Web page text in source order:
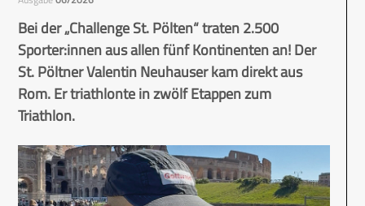
Bei der „Challenge St. Pölten“ traten 2.500
Sporter:innen aus allen fünf Kontinenten an! Der
St. Pöltner Valentin Neuhauser kam direkt aus
Rom. Er triathlonte in zwölf Etappen zum
Triathlon.